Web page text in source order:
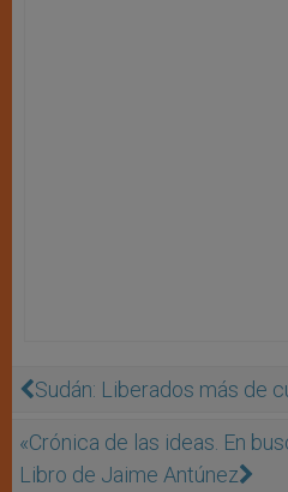
Sudán: Liberados más de
«Crónica de las ideas. En
Libro de Jaime Antúnez